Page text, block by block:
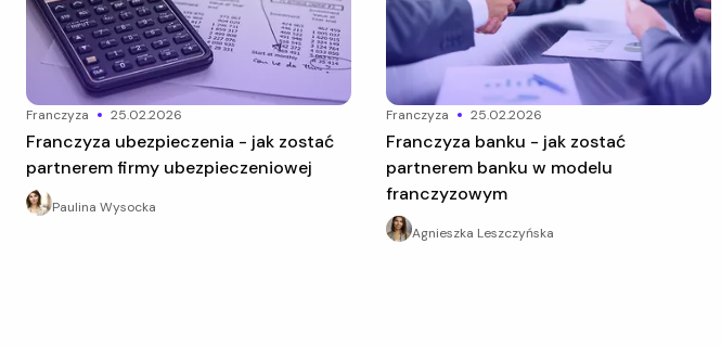
franczyza 25.02.2026
Franczyza ubezpieczenia - jak zostać
partnerem firmy ubezpieczeniowej
Paulina Wysocka
franczyza 25.02.2026
Franczyza banku - jak zostać
partnerem banku w modelu
franczyzowym
Agnieszka Leszczyńska